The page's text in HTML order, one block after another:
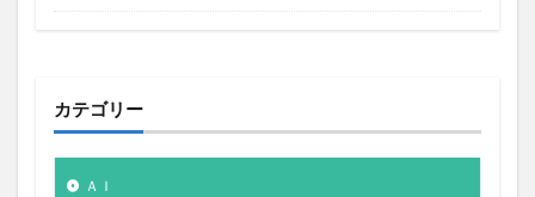
カテゴリー
ＡＩ